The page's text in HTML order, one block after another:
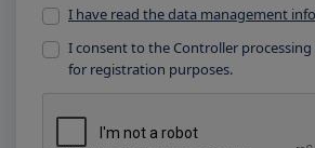
I have read the data management
I consent to the Controller
for registration purposes.